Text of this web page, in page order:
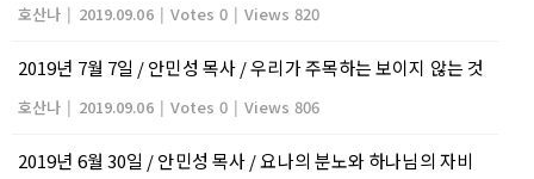
호산나 | 2019.09.06 | Votes 0 | Views 820
2019년 7월 7일 / 안민성 목사 / 우리가 주목하는 보이지 않는 것
호산나 | 2019.09.06 | Votes 0 | Views 806
2019년 6월 30일 / 안민성 목사 / 요나의 분노와 하나님의 자비